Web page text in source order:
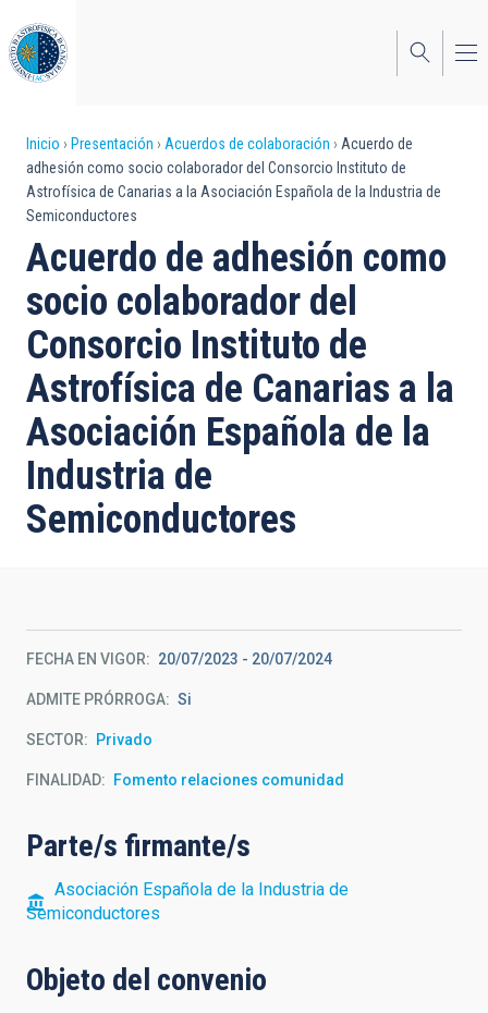
al
contenido
principal
Sobrescribir
enlaces
de
ayuda
a
la
navegación
Inicio Presentación Acuerdos de colaboración
Acuerdo de
adhesión como socio colaborador del Consorcio Instituto de
Astrofísica de Canarias a la Asociación Española de la Industria de
Semiconductores
Acuerdo de adhesión como
socio colaborador del
Consorcio Instituto de
Astrofísica de Canarias a la
Asociación Española de la
Industria de
Semiconductores
FECHA EN VIGOR 20/07/2023 - 20/07/2024
ADMITE PRÓRROGA Si
SECTOR Privado
FINALIDAD Fomento relaciones comunidad
Parte/s firmante/s
Asociación Española de la Industria de
Semiconductores
Objeto del convenio